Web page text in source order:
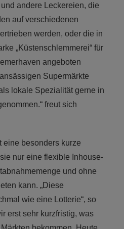
andere Leckereien, die
auf verschiedenen
werden, oder die in
„Küstenschlemmerei“ für
angeboten
Supermärkte
lokale Spezialität gerne in
freut sich
eine besonders kurze
nur eine flexible Inhouse-
und ohne
kann. „Diese
wie eine Lotterie“, so
erst sehr kurzfristig, was